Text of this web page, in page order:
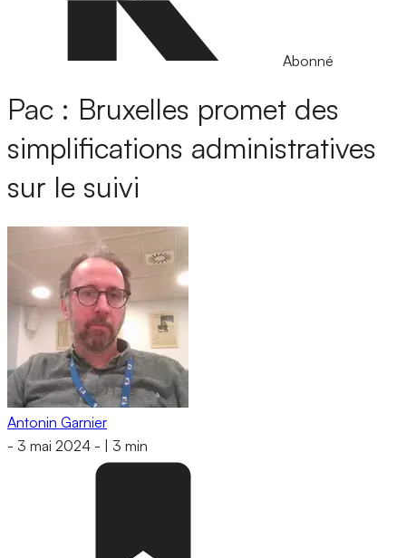
Abonné
Pac : Bruxelles promet des
simplifications administratives
sur le suivi
Antonin Garnier
- 3 mai 2024 - 3 min